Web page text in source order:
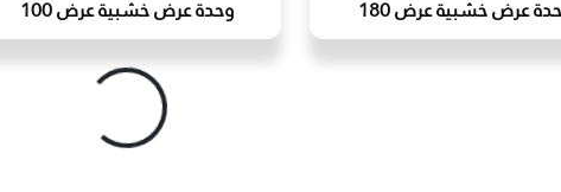
عرض خشبية عرض 180 وحدة عرض خشبية عرض 100
g
.